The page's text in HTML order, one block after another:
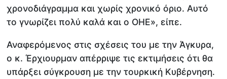
χρονοδιάγραμμα και χωρίς χρονικό όριο. Αυτό
το γνωρίζει πολύ καλά και ο ΟΗΕ», είπε.
Αναφερόμενος στις σχέσεις του με την Άγκυρα,
ο κ. Έρχιουρμαν απέρριψε τις εκτιμήσεις ότι θα
υπάρξει σύγκρουση με την τουρκική Κυβέρνηση.